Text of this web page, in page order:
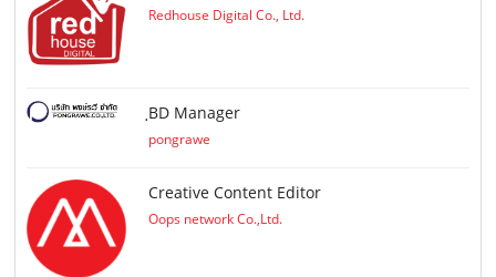
Redhouse Digital Co., Ltd.
ฺBD Manager
pongrawe
Creative Content Editor
Oops network Co.,Ltd.